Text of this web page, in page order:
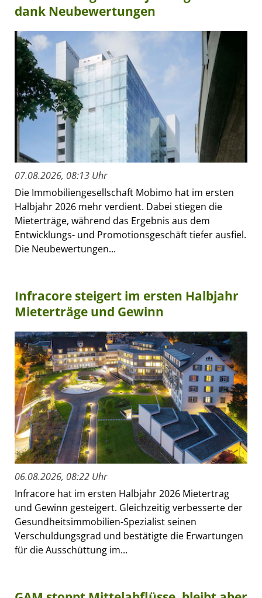
dank Neubewertungen
07.08.2026, 08:13 Uhr
Die Immobiliengesellschaft Mobimo hat im ersten
Halbjahr 2026 mehr verdient. Dabei stiegen die
Mieterträge, während das Ergebnis aus dem
Entwicklungs- und Promotionsgeschäft tiefer ausfiel.
Die Neubewertungen...
Infracore steigert im ersten Halbjahr
Mieterträge und Gewinn
06.08.2026, 08:22 Uhr
Infracore hat im ersten Halbjahr 2026 Mietertrag
und Gewinn gesteigert. Gleichzeitig verbesserte der
Gesundheitsimmobilien-Spezialist seinen
Verschuldungsgrad und bestätigte die Erwartungen
für die Ausschüttung im...